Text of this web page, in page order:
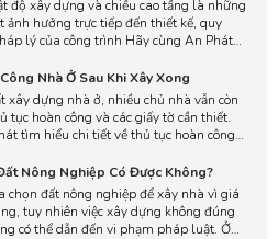
độ xây dựng và chiều cao tầng là những
ảnh hưởng trực tiếp đến thiết kế, quy
lý của công trình Hãy cùng An Phát
trọng khi áp dụng trong thực tế qua
Nhà Ở Sau Khi Xây Xong
xây dựng nhà ở, nhiều chủ nhà vẫn còn
tục hoàn công và các giấy tờ cần thiết.
tìm hiểu chi tiết về thủ tục hoàn công
quy định và đưa công trình vào sử
này.
Nông Nghiệp Có Được Không?
chọn đất nông nghiệp để xây nhà vì giá
tuy nhiên việc xây dựng không đúng
có thể dẫn đến vi phạm pháp luật. Ở